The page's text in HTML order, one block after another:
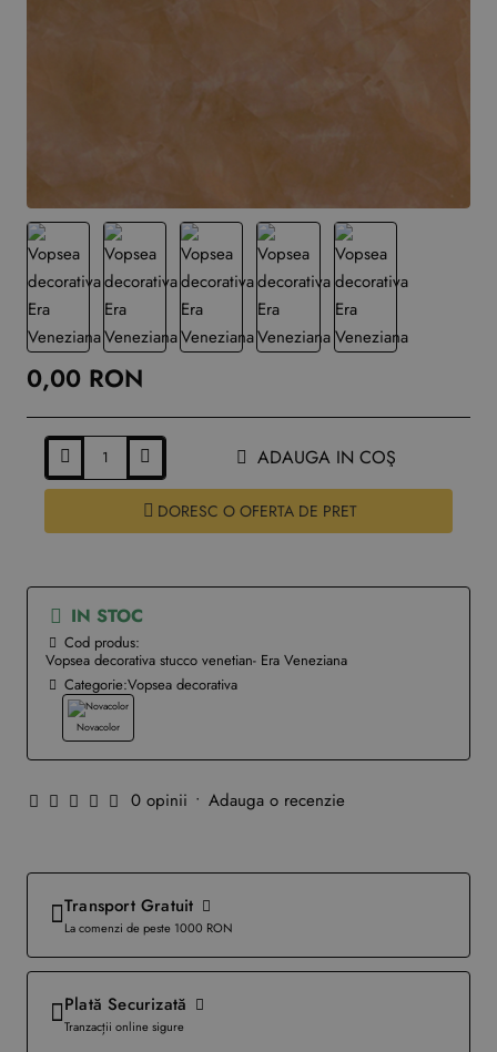
IN STOC
Cod produs:
Vopsea decorativa stucco venetian- Era Veneziana
Categorie:Vopsea decorativa
Novacolor
0 opinii • Adauga o recenzie
0,00 RON
ADAUGA IN COŞ
DORESC O OFERTA DE PRET
Transport Gratuit
La comenzi de peste 1000 RON
Plată Securizată
Tranzacții online sigure